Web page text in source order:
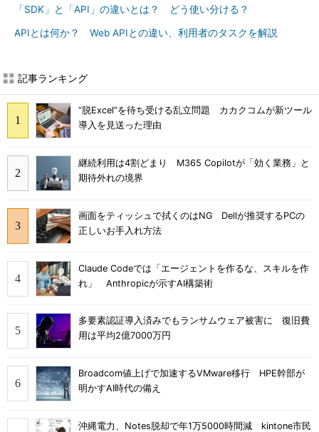
「SDK」と「API」の違いとは？ どう使い分ける？
APIとは何か？ Web APIとの違い、利用者のタスクを解説
記事ランキング
“脱Excel”を待ち受ける乱立問題 カカクコムが新ツール
導入を見送った理由
継続利用は4割どまり M365 Copilotが「効く業務」と
期待外れの境界
画面をティッシュで拭くのはNG Dellが推奨するPCの
正しいお手入れ方法
Claude Codeでは「エージェントを作るな、スキルを作
れ」 Anthropicが示すAI構築術
多要素認証導入済みでもランサムウェア被害に 復旧費
用は平均2億7000万円
Broadcom値上げで加速するVMware移行 HPE幹部が
明かすAI時代の備え
沖縄電力、Notes脱却で年1万5000時間減 kintone市民